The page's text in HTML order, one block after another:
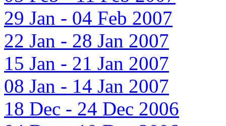
29 Jan - 04 Feb 2007
22 Jan - 28 Jan 2007
15 Jan - 21 Jan 2007
08 Jan - 14 Jan 2007
18 Dec - 24 Dec 2006